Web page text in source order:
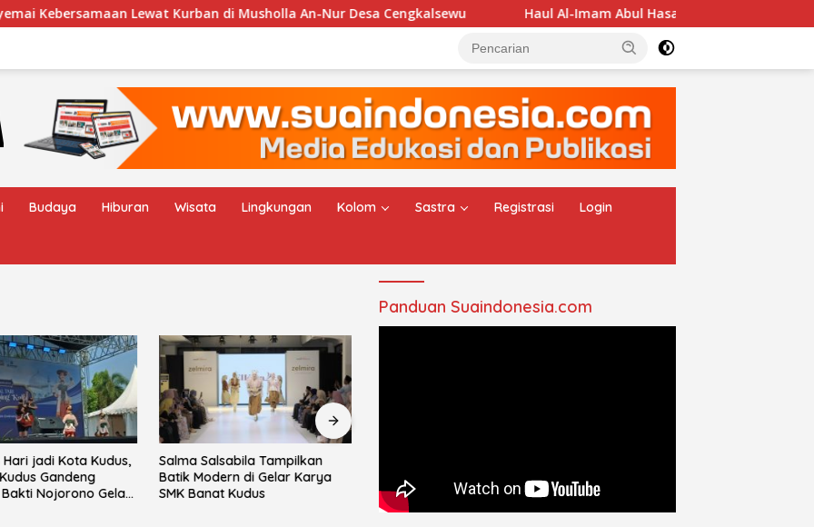
Lewat Kurban di Musholla An-Nur Desa Cengkalsewu Haul Al-Imam Abul Hasan Assyadzali RA, Jam’iyah
Budaya Hiburan Wisata Lingkungan Kolom Sastra Registrasi Login
jadi Kota Kudus,
Gandeng
Nojorono Gelar
Salma Salsabila Tampilkan
Batik Modern di Gelar Karya
SMK Banat Kudus
Matangkan Persiapan Makesta
ke-15 Jelang Reorganisasi
Ranting
Jepara Berlangsung Khidmat,
Diwarnai Tangis Haru Keluarga
Panduan Suaindonesia.com